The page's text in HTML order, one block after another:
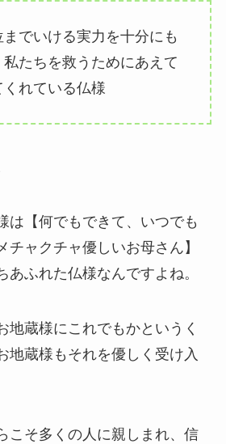
でいける実力を十分にも
たちを救うためにあえて
れている仏様
は【何でもできて、いつでも
チャクチャ優しいお母さん】
あふれた仏様なんですよね。
地蔵様にこれでもかというく
地蔵様もそれを優しく受け入
こそ多くの人に親しまれ、信